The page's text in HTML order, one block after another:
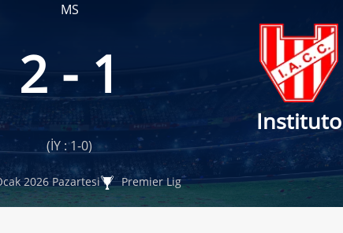
MS
2 - 1
Instituto
(İY : 1-0)
2026 Pazartesi Premier Lig